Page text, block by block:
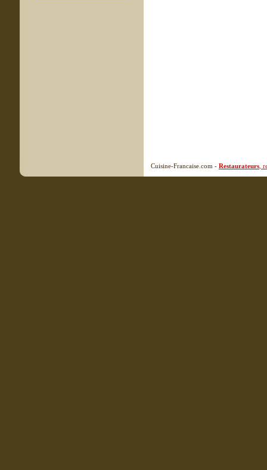
Cuisine-Francaise.com - Restaurateurs ,